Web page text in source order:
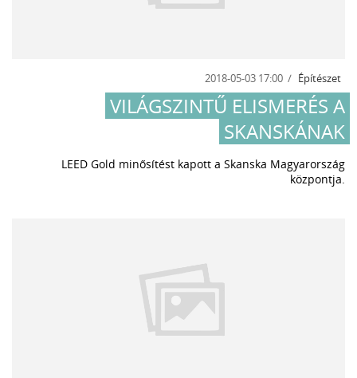
2018-05-03 17:00 Építészet
VILÁGSZINTŰ ELISMERÉS A
SKANSKÁNAK
LEED Gold minősítést kapott a Skanska Magyarország
központja.